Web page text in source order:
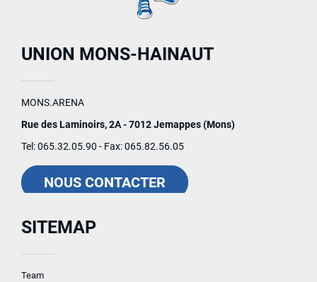
UNION MONS-HAINAUT
MONS.ARENA
Rue des Laminoirs, 2A - 7012 Jemappes (Mons)
Tel: 065.32.05.90 - Fax: 065.82.56.05
NOUS CONTACTER
SITEMAP
Team